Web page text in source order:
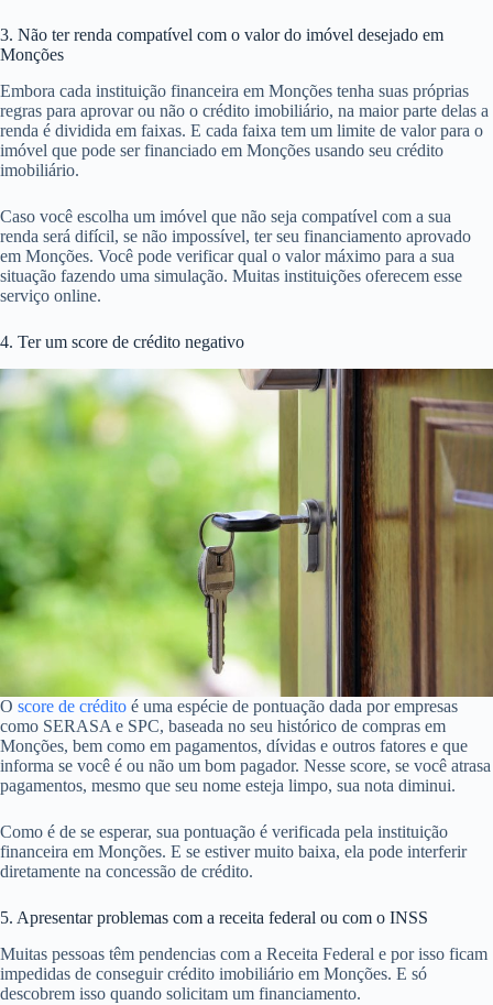
3. Não ter renda compatível com o valor do imóvel desejado em
Monções
Embora cada instituição financeira em Monções tenha suas próprias
regras para aprovar ou não o crédito imobiliário, na maior parte delas a
renda é dividida em faixas. E cada faixa tem um limite de valor para o
imóvel que pode ser financiado em Monções usando seu crédito
imobiliário.
Caso você escolha um imóvel que não seja compatível com a sua
renda será difícil, se não impossível, ter seu financiamento aprovado
em Monções. Você pode verificar qual o valor máximo para a sua
situação fazendo uma simulação. Muitas instituições oferecem esse
serviço online.
4. Ter um score de crédito negativo
O score de crédito é uma espécie de pontuação dada por empresas
como SERASA e SPC, baseada no seu histórico de compras em
Monções, bem como em pagamentos, dívidas e outros fatores e que
informa se você é ou não um bom pagador. Nesse score, se você atrasa
pagamentos, mesmo que seu nome esteja limpo, sua nota diminui.
Como é de se esperar, sua pontuação é verificada pela instituição
financeira em Monções. E se estiver muito baixa, ela pode interferir
diretamente na concessão de crédito.
5. Apresentar problemas com a receita federal ou com o INSS
Muitas pessoas têm pendencias com a Receita Federal e por isso ficam
impedidas de conseguir crédito imobiliário em Monções. E só
descobrem isso quando solicitam um financiamento.